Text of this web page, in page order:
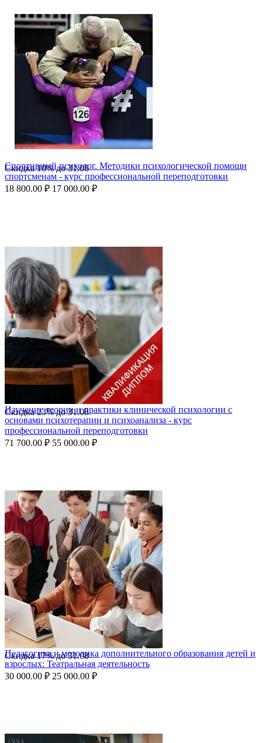
Скидка10%до31.08
Спортивный психолог. Методики психологической помощи
спортсменам - курс профессиональной переподготовки
18 800.00 ₽ 17 000.00 ₽
Скидка23%до31.08
Изучение теории и практики клинической психологии с
основами психотерапии и психоанализа - курс
профессиональной переподготовки
71 700.00 ₽ 55 000.00 ₽
Скидка17%до31.08
Педагогика и методика дополнительного образования детей и
взрослых: Театральная деятельность
30 000.00 ₽ 25 000.00 ₽